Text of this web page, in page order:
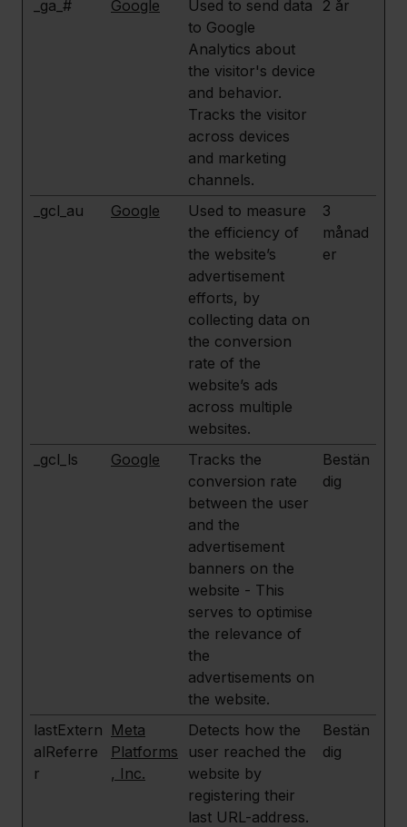
_ga_# Google
Used to send data
to Google
Analytics about
the visitor's device
and behavior.
Tracks the visitor
across devices
and marketing
channels.
2 år
_gcl_au Google
Used to measure
the efficiency of
the website’s
advertisement
efforts, by
collecting data on
the conversion
rate of the
website’s ads
across multiple
websites.
3
månad
er
_gcl_ls Google
Tracks the
conversion rate
between the user
and the
advertisement
banners on the
website - This
serves to optimise
the relevance of
the
advertisements on
the website.
Bestän
dig
lastExtern
alReferre
r
Meta
Platforms
, Inc.
Detects how the
user reached the
website by
registering their
last URL-address.
Bestän
dig